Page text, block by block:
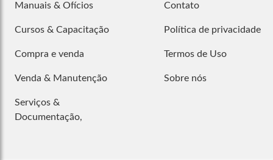
Manuais & Ofícios
Cursos & Capacitação
Compra e venda
Venda & Manutenção
Serviços &
Documentação,
Contato
Política de privacidade
Termos de Uso
Sobre nós